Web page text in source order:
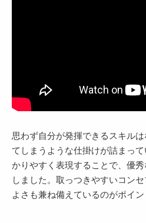
思わず自分が発揮できるスキル
てしまうような仕掛けが詰まっ
かりやすく表現することで、優
しました。取っつきやすいコン
よさも兼ね備えているのがポイン